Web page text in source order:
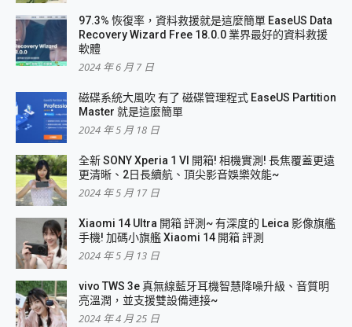
97.3% 恢復率，資料救援就是這麼簡單 EaseUS Data
Recovery Wizard Free 18.0.0 業界最好的資料救援
軟體
2024 年 6 月 7 日
磁碟系統大風吹 有了 磁碟管理程式 EaseUS Partition
Master 就是這麼簡單
2024 年 5 月 18 日
全新 SONY Xperia 1 VI 開箱! 相機實測! 長焦覆蓋更遠
更清晰、2日長續航、頂尖影音娛樂效能~
2024 年 5 月 17 日
Xiaomi 14 Ultra 開箱 評測~ 有深度的 Leica 影像旗艦
手機! 加碼小旗艦 Xiaomi 14 開箱 評測
2024 年 5 月 13 日
vivo TWS 3e 真無線藍牙耳機智慧降噪升級、音質明
亮溫潤，並支援雙設備連接~
2024 年 4 月 25 日